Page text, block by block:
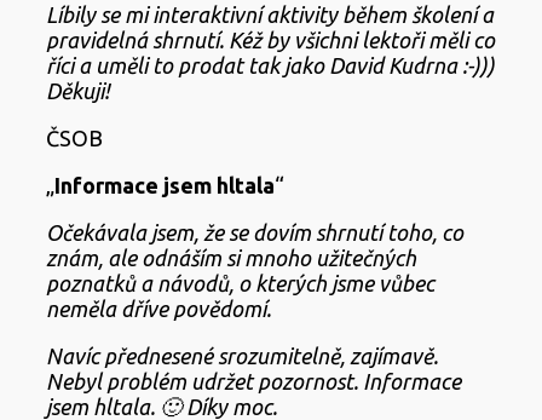
Líbily se mi interaktivní aktivity během školení a
pravidelná shrnutí. Kéž by všichni lektoři měli co
říci a uměli to prodat tak jako David Kudrna :-)))
Děkuji!
ČSOB
Informace jsem hltala“
Očekávala jsem, že se dovím shrnutí toho, co
znám, ale odnáším si mnoho užitečných
poznatků a návodů, o kterých jsme vůbec
neměla dříve povědomí.
Navíc přednesené srozumitelně, zajímavě.
Nebyl problém udržet pozornost. Informace
jsem hltala. 🙂 Díky moc.